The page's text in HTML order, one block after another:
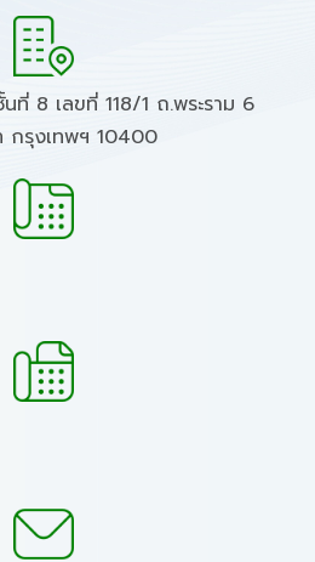
ที่ 8 เลขที่ 118/1 ถ.พระราม 6
รุงเทพฯ 10400